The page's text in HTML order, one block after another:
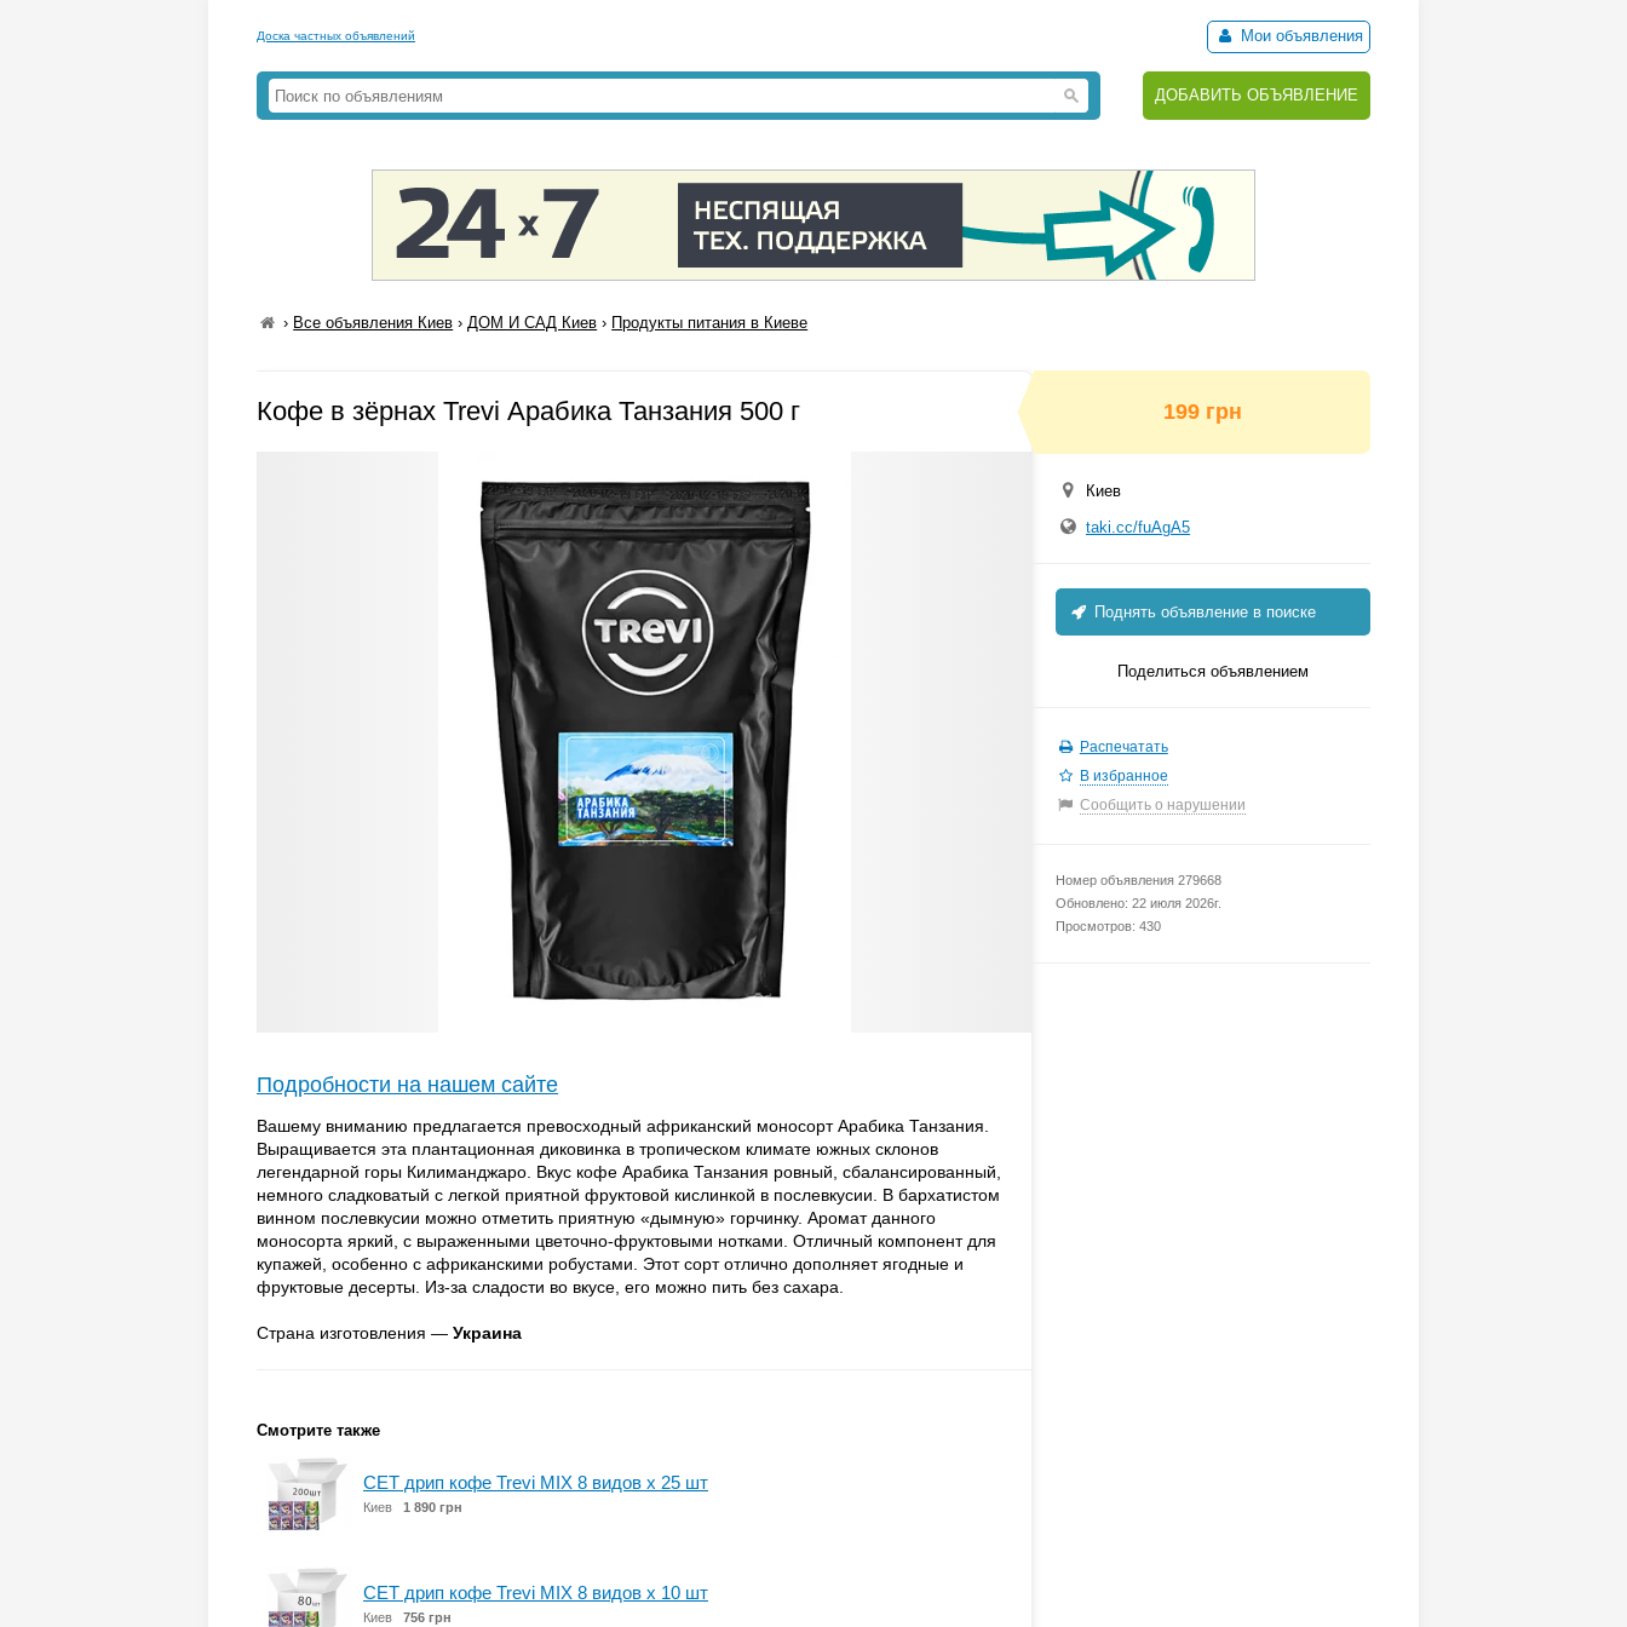
Доска частных объявлений Мои объявления
ДОБАВИТЬ ОБЪЯВЛЕНИЕ
› Все объявления Киев ›ДОМ И САД Киев › Продукты питания в Киеве
Кофе в зёрнах Trevi Арабика Танзания 500 г
Подробности на нашем сайте
Вашему вниманию предлагается превосходный африканский моносорт Арабика Танзания.
Выращивается эта плантационная диковинка в тропическом климате южных склонов
легендарной горы Килиманджаро. Вкус кофе Арабика Танзания ровный, сбалансированный,
немного сладковатый с легкой приятной фруктовой кислинкой в послевкусии. В бархатистом
винном послевкусии можно отметить приятную «дымную» горчинку. Аромат данного
моносорта яркий, с выраженными цветочно-фруктовыми нотками. Отличный компонент для
купажей, особенно с африканскими робустами. Этот сорт отлично дополняет ягодные и
фруктовые десерты. Из-за сладости во вкусе, его можно пить без сахара.
Страна изготовления — Украина
Смотрите также
СЕТ дрип кофе Trevi MIX 8 видов x 25 шт
Киев 1 890 грн
СЕТ дрип кофе Trevi MIX 8 видов x 10 шт
Киев 756 грн
199 грн
Киев
taki.cc/fuAgA5
Поднять объявление в поиске
Поделиться объявлением
Распечатать
В избранное
Сообщить о нарушении
Номер объявления 279668
Обновлено: 22 июля 2026г.
Просмотров: 430